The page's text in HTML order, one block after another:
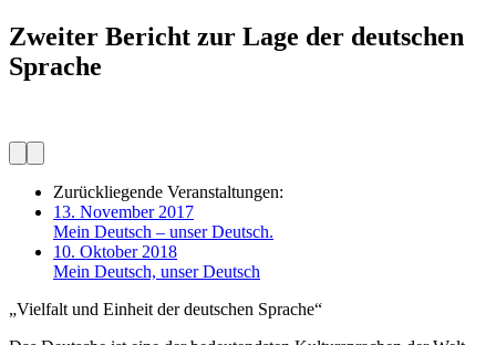
Zweiter Bericht zur Lage der deutschen
Sprache
Zurückliegende Veranstaltungen:
13. November 2017
Mein Deutsch – unser Deutsch.
10. Oktober 2018
Mein Deutsch, unser Deutsch
„Vielfalt und Einheit der deutschen Sprache“